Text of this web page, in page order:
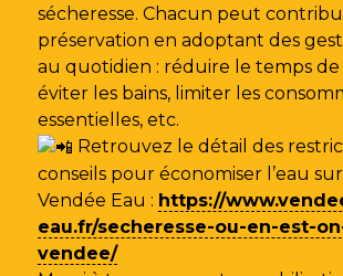
sécheresse. Chacun peut
préservation en adoptant des
au quotidien : réduire le temps
éviter les bains, limiter les
essentielles, etc.
Retrouvez le détail des
conseils pour économiser l’eau
Vendée Eau : https://
eau.fr/secheresse-ou-en-est-
vendee/